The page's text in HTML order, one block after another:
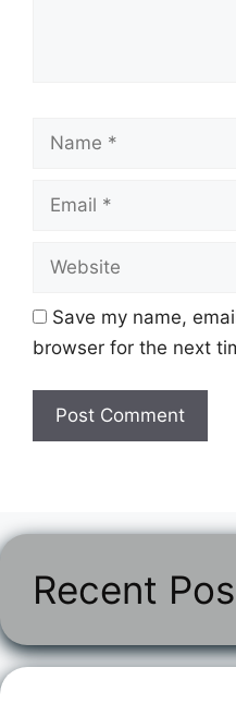
Name
Email
Website
Save my name,
browser for the next
Recent